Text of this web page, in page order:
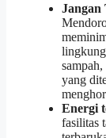
Jangan
yang
Energi
fasilitas